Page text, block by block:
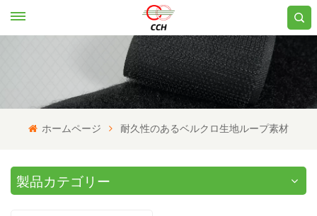
ホームページ 耐久性のあるベルクロ生地ループ素材
製品カテゴリー